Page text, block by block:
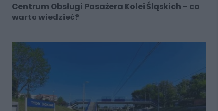
Centrum Obsługi Pasażera Kolei Śląskich – co
warto wiedzieć?